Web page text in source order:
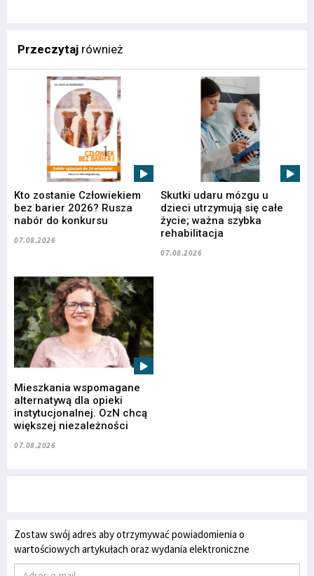
Przeczytaj również
Kto zostanie Człowiekiem
bez barier 2026? Rusza
nabór do konkursu
07.08.2026
Skutki udaru mózgu u
dzieci utrzymują się całe
życie; ważna szybka
rehabilitacja
07.08.2026
Mieszkania wspomagane
alternatywą dla opieki
instytucjonalnej. OzN chcą
większej niezależności
07.08.2026
Zostaw swój adres aby otrzymywać powiadomienia o
wartościowych artykułach oraz wydania elektroniczne